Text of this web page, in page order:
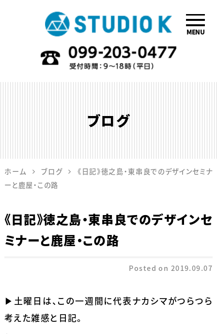
鹿児島のデザイ
ン会社STUDIO
MENU
ブログ
ホーム ブログ
《日記》徳之島・東串良でのデザインセミナ
ーと鹿屋・この路
《日記》徳之島・東串良でのデザインセ
ミナーと鹿屋・この路
Posted on 2019.09.07
▶土曜日は、この一週間に代表ナカシマがつらつら
考えた雑感と日記。